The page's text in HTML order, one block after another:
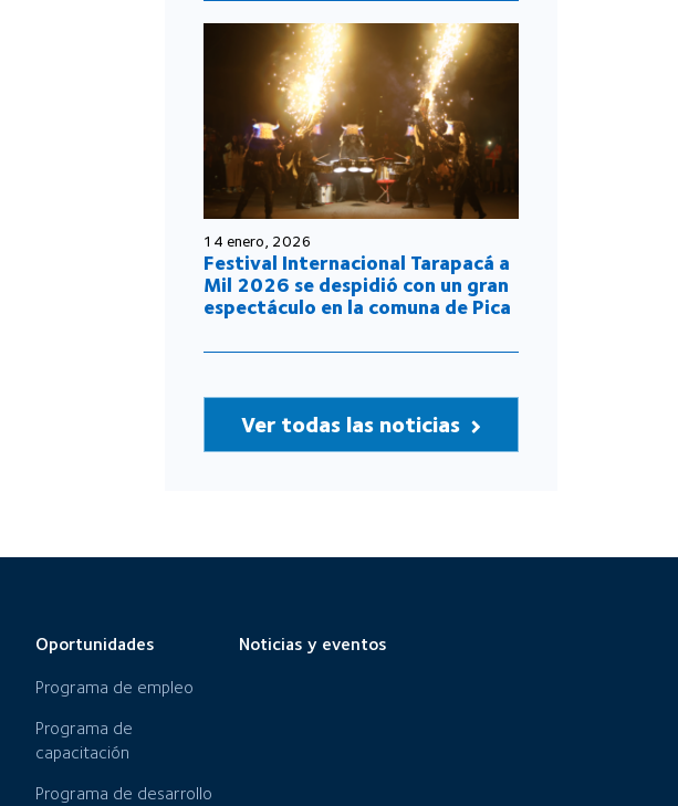
14 enero, 2026
Festival Internacional Tarapacá a
Mil 2026 se despidió con un gran
espectáculo en la comuna de Pica
Ver todas las noticias
Oportunidades
Programa de empleo
Programa de
capacitación
Programa de desarrollo
Noticias y eventos